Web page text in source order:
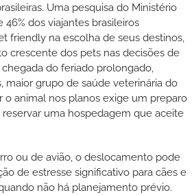
Uma pesquisa do Ministério
dos viajantes brasileiros
friendly na escolha de seus destinos,
crescente dos pets nas decisões de
do feriado prolongado,
maior grupo de saúde veterinária do
o animal nos planos exige um preparo
uma hospedagem que aceite
ou de avião, o deslocamento pode
de estresse significativo para cães e
não há planejamento prévio.